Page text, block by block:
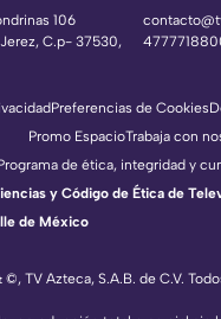
106
C.p- 37530,
©, TV Azteca, S.A.B. de C.V.
Preferencias de Cookies
Promo EspacioTrabaja con
de ética, integridad y
y Código de Ética de
de México